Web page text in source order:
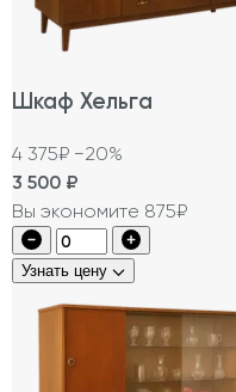
Шкаф Хельга
4 375₽ −20%
3 500 ₽
Вы экономите 875₽
Узнать цену